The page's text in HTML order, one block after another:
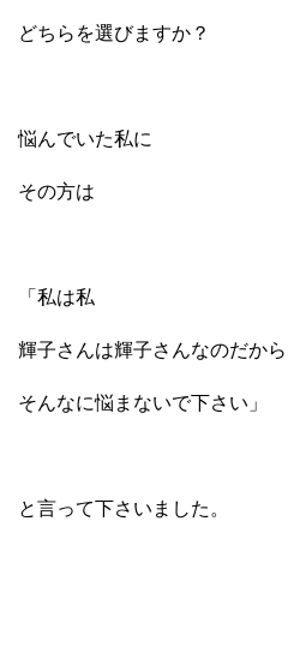
どちらを選びますか？
悩んでいた私に
その方は
「私は私
輝子さんは輝子さんなのだから
そんなに悩まないで下さい」
と言って下さいました。